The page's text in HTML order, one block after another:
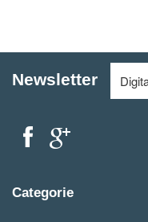
Newsletter
Categorie